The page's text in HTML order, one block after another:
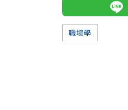
職場學